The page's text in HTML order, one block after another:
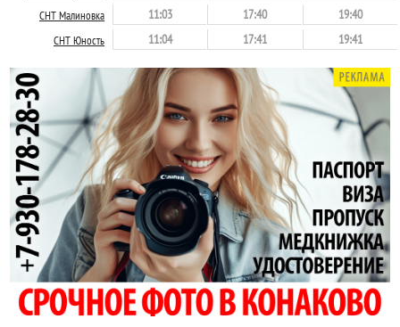
СНТ Малиновка 11:03 17:40 19:40
СНТ Юность 11:04 17:41 19:41